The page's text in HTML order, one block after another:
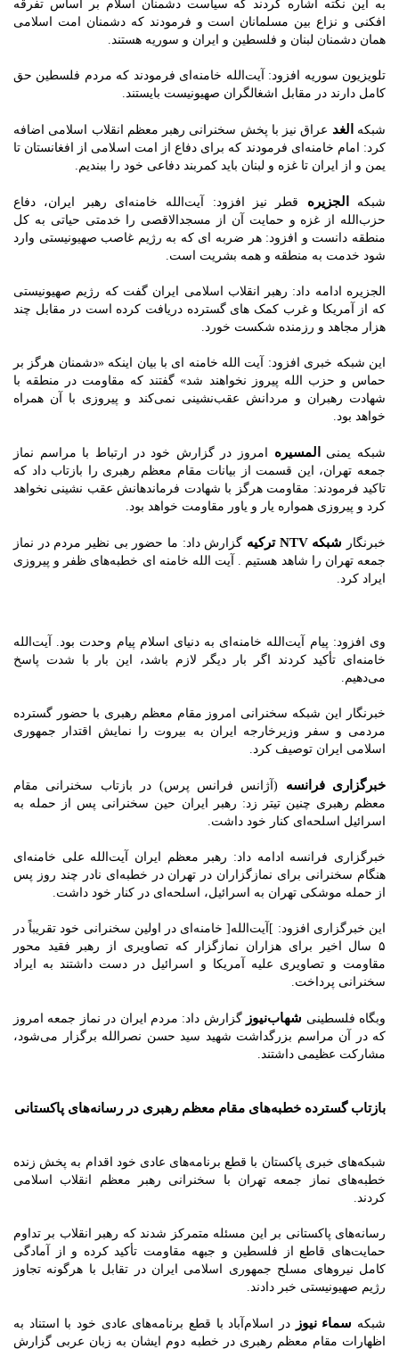
به این نکته اشاره کردند که سیاست دشمنان اسلام بر اساس تفرقه
افکنی و نزاع بین مسلمانان است و فرمودند که دشمنان امت اسلامی
همان دشمنان لبنان و فلسطین و ایران و سوریه هستند.
تلویزیون سوریه افزود: آیت‌الله خامنه‌ای فرمودند که مردم فلسطین حق
کامل دارند در مقابل اشغالگران صهیونیست بایستند.
شبکه الغد عراق نیز با پخش سخنرانی رهبر معظم انقلاب اسلامی اضافه
کرد: امام خامنه‌ای فرمودند که برای دفاع از امت اسلامی از افغانستان تا
یمن و از ایران تا غزه و لبنان باید کمربند دفاعی خود را ببندیم.
شبکه الجزیره
قطر نیز افزود: آیت‌الله خامنه‌ای رهبر ایران، دفاع
حزب‌الله از غزه و حمایت آن از مسجدالاقصی را خدمتی حیاتی به کل
منطقه دانست و افزود: هر ضربه ای که به رژیم غاصب صهیونیستی وارد
شود خدمت به منطقه و همه بشریت است.
الجزیره ادامه داد: رهبر انقلاب اسلامی ایران گفت که رژیم صهیونیستی
که از آمریکا و غرب کمک های گسترده دریافت کرده است در مقابل چند
هزار مجاهد و رزمنده شکست خورد.
این شبکه خبری افزود: آیت الله خامنه ای با بیان اینکه «دشمنان هرگز بر
حماس و حزب الله پیروز نخواهند شد» گفتند که مقاومت در منطقه با
شهادت رهبران و مردانش عقب‌نشینی نمی‌کند و پیروزی با آن همراه
خواهد بود.
شبکه یمنی المسیره امروز در گزارش خود در ارتباط با مراسم نماز
جمعه تهران، این قسمت از بیانات مقام معظم رهبری را بازتاب داد که
تاکید فرمودند: مقاومت هرگز با شهادت فرماندهانش عقب نشینی نخواهد
کرد و پیروزی همواره یار و یاور مقاومت خواهد بود.
خبرنگار شبکه NTV ترکیه
گزارش داد: ما حضور بی نظیر مردم در نماز
جمعه تهران را شاهد هستیم . آیت الله خامنه ای خطبه‌های ظفر و پیروزی
ایراد کرد.
وی افزود: پیام آیت‌الله خامنه‌ای به دنیای اسلام پیام وحدت بود. آیت‌الله
خامنه‌ای تأکید کردند اگر بار دیگر لازم باشد، این بار با شدت پاسخ
می‌دهیم.
خبرنگار این شبکه سخنرانی امروز مقام معظم رهبری با حضور گسترده
مردمی و سفر وزیرخارجه ایران به بیروت را نمایش اقتدار جمهوری
اسلامی ایران توصیف کرد.
خبرگزاری فرانسه (آژانس فرانس پرس) در بازتاب سخنرانی مقام
معظم رهبری چنین تیتر زد: رهبر ایران حین سخنرانی پس از حمله به
اسرائیل اسلحه‌ای کنار خود داشت.
خبرگزاری فرانسه ادامه داد: رهبر معظم ایران آیت‌الله علی خامنه‌ای
هنگام سخنرانی برای نمازگزاران در تهران در خطبه‌ای نادر چند روز پس
از حمله موشکی تهران به اسرائیل، اسلحه‌ای در کنار خود داشت.
این خبرگزاری افزود: ]آیت‌‌الله[ خامنه‌ای در اولین سخنرانی خود تقریباً در
۵ سال اخیر برای هزاران نمازگزار که تصاویری از رهبر فقید محور
مقاومت و تصاویری علیه آمریکا و اسرائیل در دست داشتند به ایراد
سخنرانی پرداخت.
وبگاه فلسطینی شهاب‌نیوز گزارش داد: مردم ایران در نماز جمعه امروز
که در آن مراسم بزرگداشت شهید سید حسن نصرالله برگزار می‌شود،
مشارکت عظیمی داشتند.
بازتاب گسترده خطبه‌های مقام معظم رهبری در رسانه‌های پاکستانی
شبکه‌های خبری پاکستان با قطع برنامه‌های عادی خود اقدام به پخش زنده
خطبه‌های نماز جمعه تهران با سخنرانی رهبر معظم انقلاب اسلامی
کردند.
رسانه‌های پاکستانی بر این مسئله متمرکز شدند که رهبر انقلاب بر تداوم
حمایت‌های قاطع از فلسطین و جبهه مقاومت تأکید کرده و از آمادگی
کامل نیروهای مسلح جمهوری اسلامی ایران در تقابل با هرگونه تجاوز
رژیم صهیونیستی خبر دادند.
شبکه سماء نیوز در اسلام‌آباد با قطع برنامه‌های عادی خود با استناد به
اظهارات مقام معظم رهبری در خطبه دوم ایشان به زبان عربی گزارش